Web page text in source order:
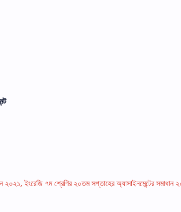
২০২১, ইংরেজি ৭ম শ্রেণির ২০তম সপ্তাহের অ্যাসাইনমেন্টের সমাধান